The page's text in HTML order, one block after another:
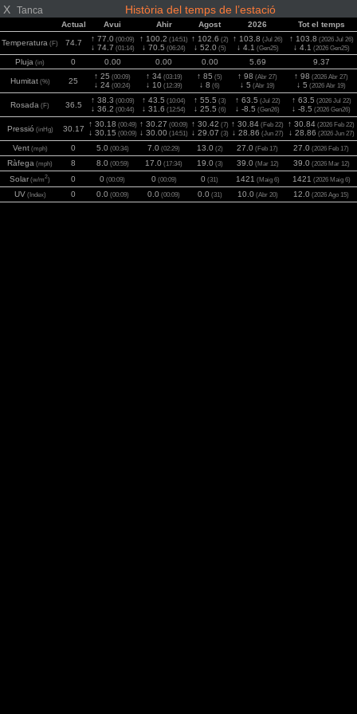
X Tanca Història del temps de l’estació
Actual Avui Ahir Agost 2026 Tot el temps
Temperatura (F) 74.7 ↑ 77.0(00:09)
↓ 74.7 (01:14)
↑ 100.2 (14:51)
↓ 70.5 (06:24)
↑ 102.6 (2)
↓ 52.0(5)
↑ 103.8 (Jul 26)
↓ 4.1 (Gen25)
↑ 103.8 (2026 Jul 26)
↓ 4.1 (2026 Gen25)
Pluja (in) 0 0.00 0.00 0.00 5.69 9.37
Humitat(%) 25
↑ 25 (00:09)
↓ 24 (00:24)
↑ 34(03:19)
↓ 10(12:39)
↑ 85 (5)
↓ 8 (6)
↑ 98 (Abr 27)
↓ 5 (Abr 19)
↑ 98 (2026 Abr 27)
↓ 5 (2026 Abr 19)
Rosada (F) 36.5
↑ 38.3 (00:09)
↓ 36.2 (00:44)
↑ 43.5 (10:04)
↓ 31.6 (12:54)
↑ 55.5 (3)
↓ 25.5 (6)
↑ 63.5 (Jul 22)
↓ -8.5 (Gen26)
↑ 63.5 (2026 Jul 22)
↓ -8.5 (2026 Gen26)
Pressió (inHg) 30.17
↑ 30.18 (00:49)
↓ 30.15 (00:09)
↑ 30.27 (00:09)
↓ 30.00 (14:51)
↑ 30.42 (7)
↓ 29.07 (3)
↑ 30.84 (Feb 22)
↓ 28.86 (Jun 27)
↑ 30.84 (2026 Feb 22)
↓ 28.86 (2026 Jun 27)
Vent(mph) 0 5.0(00:34) 7.0 (02:29) 13.0(2) 27.0 (Feb 17) 27.0 (2026 Feb 17)
Ràfega (mph) 8 8.0(00:59) 17.0 (17:34) 19.0(3) 39.0(Mar 12) 39.0(2026 Mar 12)
Solar (w/m2) 0 0 (00:09) 0(00:09) 0 (31) 1421 (Maig 6) 1421 (2026 Maig 6)
UV(Index) 0 0.0(00:09) 0.0 (00:09) 0.0(31) 10.0(Abr 20) 12.0 (2026 Ago 15)